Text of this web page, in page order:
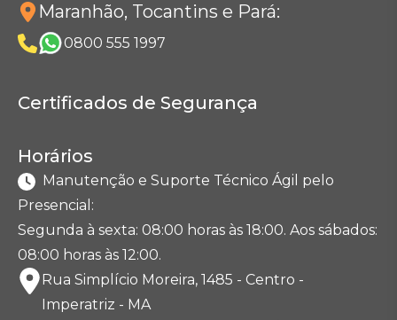
Maranhão, Tocantins e Pará:
0800 555 1997
Certificados de Segurança
Horários
Manutenção e Suporte Técnico Ágil pelo
Presencial:
Segunda à sexta: 08:00 horas às 18:00. Aos sábados:
08:00 horas às 12:00.
Rua Simplício Moreira, 1485 - Centro -
Imperatriz - MA